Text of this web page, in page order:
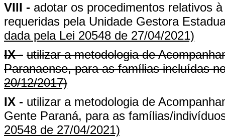
VIII - adotar os procedimentos relativos
requeridas pela Unidade Gestora
dada pela Lei 20548 de 27/04/2021)
IX - utilizar a metodologia de
Paranaense, para as famílias incluídas
20/12/2017)
IX - utilizar a metodologia de
Gente Paraná, para as famílias/
20548 de 27/04/2021)